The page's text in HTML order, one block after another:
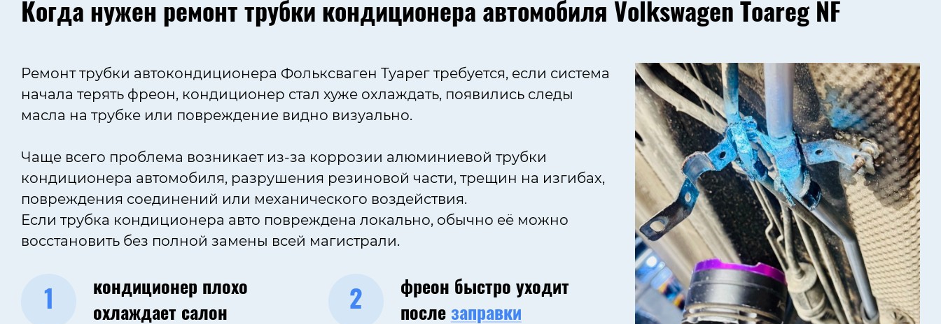
Когда нужен ремонт трубки кондиционера автомобиля Volkswagen Toareg NF
Ремонт трубки автокондиционера Фольксваген Туарег требуется, если система
начала терять фреон, кондиционер стал хуже охлаждать, появились следы
масла на трубке или повреждение видно визуально.
Чаще всего проблема возникает из-за коррозии алюминиевой трубки
кондиционера автомобиля, разрушения резиновой части, трещин на изгибах,
повреждения соединений или механического воздействия.
Если трубка кондиционера авто повреждена локально, обычно её можно
восстановить без полной замены всей магистрали.
1
кондиционер плохо
охлаждает салон
2
фреон быстро уходит
после заправки